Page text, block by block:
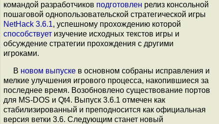
командой разработчиков подготовлен релиз консольной
пошаговой однопользовательской стратегической игры
NetHack 3.6.1, успешному прохождению которой
способствует изучение исходных текстов игры и
обсуждение стратегии прохождения с другими
игроками.
В новом выпуске в основном собраны исправления и
мелкие улучшения игрового процесса, накопившиеся за
последнее время. Возобновлено существование портов
для MS-DOS и Qt4. Выпуск 3.6.1 отмечен как
стабилизированный и преподносится как официальная
версия ветки 3.6. Следующим станет новый